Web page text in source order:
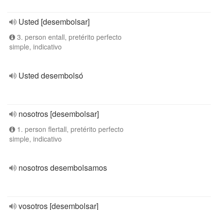
Usted [desembolsar]
3. person entall, pretérito perfecto
simple, indicativo
Usted desembolsó
nosotros [desembolsar]
1. person flertall, pretérito perfecto
simple, indicativo
nosotros desembolsamos
vosotros [desembolsar]